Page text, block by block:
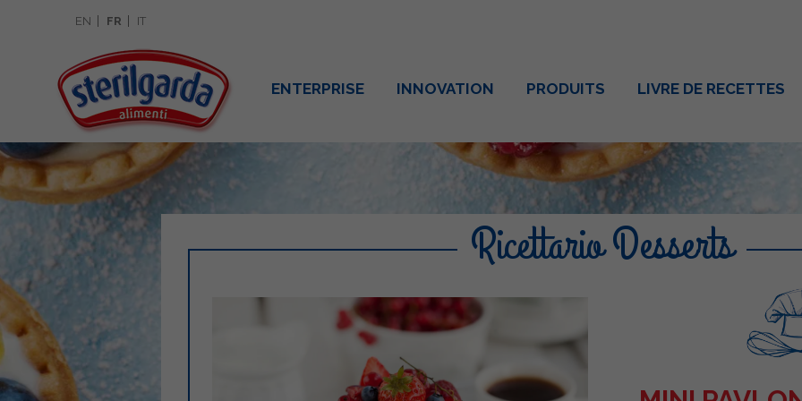
EN FR IT
ENTERPRISE INNOVATION PRODUITS LIVRE DE RECETTES
Ricettario Desserts